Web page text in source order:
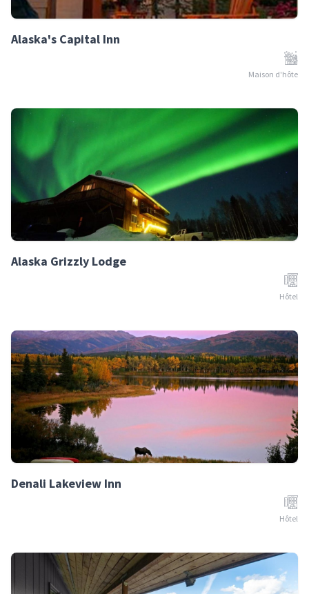
Alaska's Capital Inn
Maison d'hôte
Alaska Grizzly Lodge
Hôtel
Denali Lakeview Inn
Hôtel